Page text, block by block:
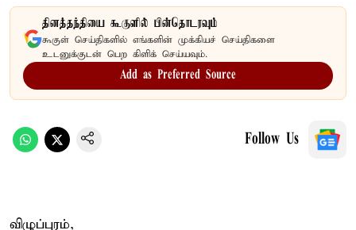
தினத்தந்தியை கூகுளில் பின்தொடரவும்
கூகுள் செய்திகளில் எங்களின் முக்கியச் செய்திகளை
உடனுக்குடன் பெற கிளிக் செய்யவும்.
Add as Preferred Source
Follow Us
விழுப்புரம்,